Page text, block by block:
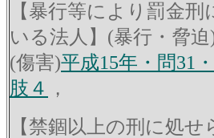
【暴行等により罰金
いる法人】(暴行・脅迫
(傷害)平成15年・問31
肢４
，
【禁錮以上の刑に処せ